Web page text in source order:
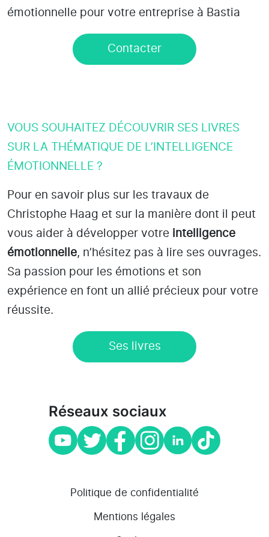
émotionnelle pour votre entreprise à Bastia
Contacter
VOUS SOUHAITEZ DÉCOUVRIR SES LIVRES
SUR LA THÉMATIQUE DE L’INTELLIGENCE
ÉMOTIONNELLE ?
Pour en savoir plus sur les travaux de
Christophe Haag et sur la manière dont il peut
vous aider à développer votre intelligence
émotionnelle, n’hésitez pas à lire ses ouvrages.
Sa passion pour les émotions et son
expérience en font un allié précieux pour votre
réussite.
Ses livres
Réseaux sociaux
Politique de confidentialité
Mentions légales